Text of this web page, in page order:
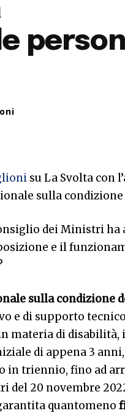
su La Svolta con
sulla
dei Ministri
e il
sulla condizione
e di supporto
materia di disabilità,
di appena 3
triennio, fino ad
del 20 novembre
quantomeno